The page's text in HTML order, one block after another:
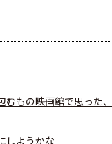
もの――映画館で思った
しようかな